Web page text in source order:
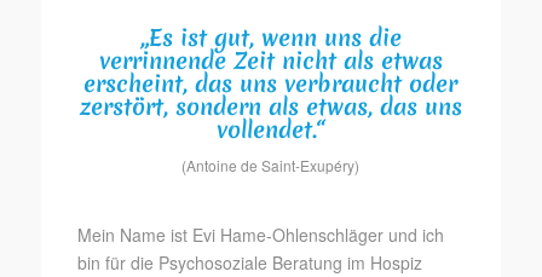
„Es ist gut, wenn uns die
verrinnende Zeit nicht als etwas
erscheint, das uns verbraucht oder
zerstört, sondern als etwas, das uns
vollendet.“
(Antoine de Saint-Exupéry)
Mein Name ist Evi Hame-Ohlenschläger und ich
bin für die Psychosoziale Beratung im Hospiz